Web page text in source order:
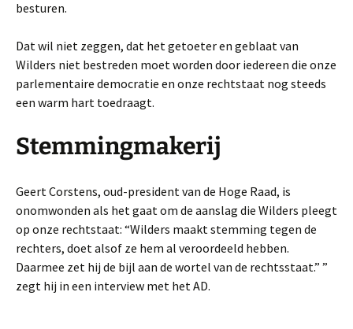
besturen.
Dat wil niet zeggen, dat het getoeter en geblaat van
Wilders niet bestreden moet worden door iedereen die onze
parlementaire democratie en onze rechtstaat nog steeds
een warm hart toedraagt.
Stemmingmakerij
Geert Corstens, oud-president van de Hoge Raad, is
onomwonden als het gaat om de aanslag die Wilders pleegt
op onze rechtstaat: “Wilders maakt stemming tegen de
rechters, doet alsof ze hem al veroordeeld hebben.
Daarmee zet hij de bijl aan de wortel van de rechtsstaat.” ”
zegt hij in een interview met het AD.